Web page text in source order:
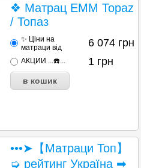
❖ Матрац EMM Topaz
/ Топаз
✨ Ціни на
матраци від
6 074 грн
АКЦИИ ...☎️... 1 грн
•••➤【Матраци Топ】
➭ рейтинг Україна ➡